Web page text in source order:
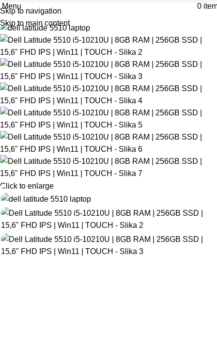
Skip to navigation
Skip to main content
Menu 0
Click to enlarge